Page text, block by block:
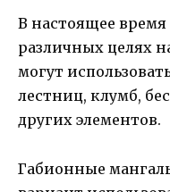
В настоящее
различных целях
могут
лестниц, клумб,
других элементов.
Габионные